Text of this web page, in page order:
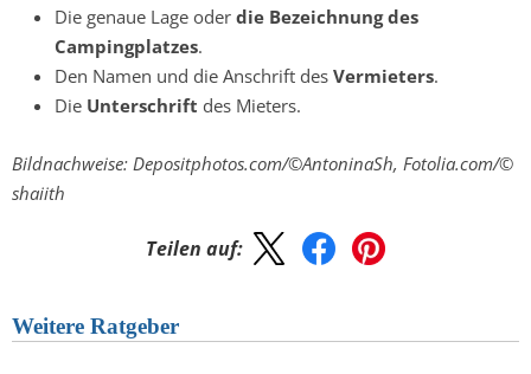
Die genaue Lage oder die Bezeichnung des
Campingplatzes.
Den Namen und die Anschrift des Vermieters.
Die Unterschrift des Mieters.
Bildnachweise: Depositphotos.com/©AntoninaSh, Fotolia.com/©
shaiith
Teilen auf:
Weitere Ratgeber